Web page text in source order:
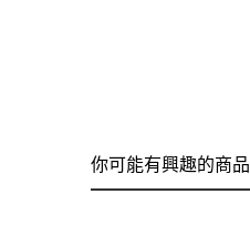
你可能有興趣的商品